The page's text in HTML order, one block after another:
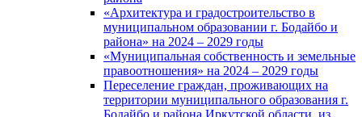
«Архитектура и градостроительство в
муниципальном образовании г. Бодайбо и
района» на 2024 – 2029 годы
«Муниципальная собственность и земельные
правоотношения» на 2024 – 2029 годы
Переселение граждан, проживающих на
территории муниципального образования г.
Бодайбо и района Иркутской области, из